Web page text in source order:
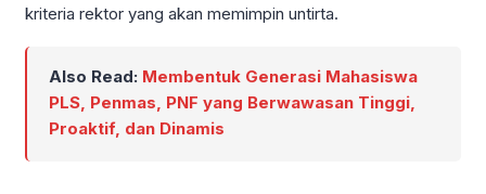
kriteria rektor yang akan memimpin untirta.
Also Read: Membentuk Generasi Mahasiswa
PLS, Penmas, PNF yang Berwawasan Tinggi,
Proaktif, dan Dinamis